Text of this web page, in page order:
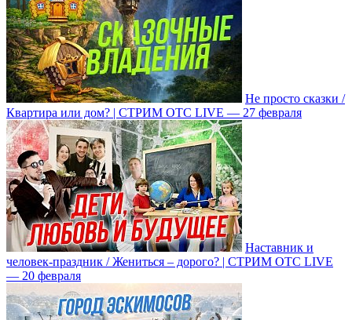
Не просто сказки /
Квартира или дом? | СТРИМ ОТС LIVE — 27 февраля
Наставник и
человек-праздник / Жениться – дорого? | СТРИМ ОТС LIVE
— 20 февраля